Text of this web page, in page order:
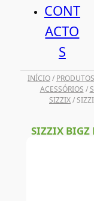
CONT
ACTO
S
INÍCIO/ PRODUTOS
ACESSÓRIOS /
SIZZIX/
SIZZIX BIGZ